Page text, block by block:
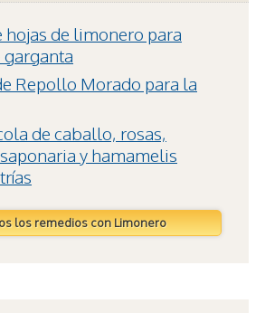
hojas de limonero para
Repollo Morado para la
de caballo, rosas,
y hamamelis
los remedios con Limonero